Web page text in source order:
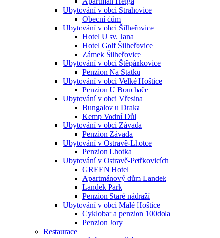
Ubytování v obci Strahovice
Obecní dům
Ubytování v obci Šilheřovice
Hotel U sv. Jana
Hotel Golf Šilheřovice
Zámek Šilheřovice
Ubytování v obci Štěpánkovice
Penzion Na Statku
Ubytování v obci Velké Hoštice
Penzion U Bouchače
Ubytování v obci Vřesina
Bungalov u Draka
Kemp Vodní Důl
Ubytování v obci Závada
Penzion Závada
Ubytování v Ostravě-Lhotce
Penzion Lhotka
Ubytování v Ostravě-Petřkovicích
GREEN Hotel
Apartmánový dům Landek
Landek Park
Penzion Staré nádraží
Ubytování v obci Malé Hoštice
Cyklobar a penzion 100dola
Penzion Jory
Restaurace